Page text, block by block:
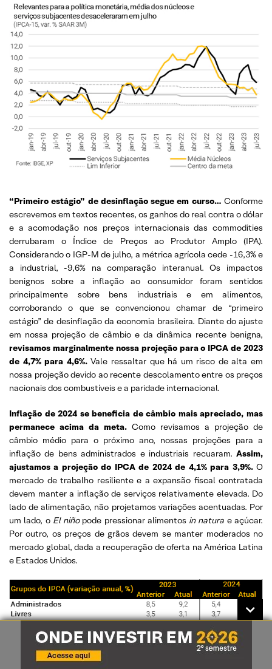
“Primeiro estágio” de desinflação segue em curso… Conforme
escrevemos em textos recentes, os ganhos do real contra o dólar
e a acomodação nos preços internacionais das commodities
derrubaram o Índice de Preços ao Produtor Amplo (IPA).
Considerando o IGP-M de julho, a métrica agrícola cede -16,3% e
a industrial, -9,6% na comparação interanual. Os impactos
benignos sobre a inflação ao consumidor foram sentidos
principalmente sobre bens industriais e em alimentos,
corroborando o que se convencionou chamar de “primeiro
estágio” de desinflação da economia brasileira. Diante do ajuste
em nossa projeção de câmbio e da dinâmica recente benigna,
revisamos marginalmente nossa projeção para o IPCA de 2023
de 4,7% para 4,6%.Vale ressaltar que há um risco de alta em
nossa projeção devido ao recente descolamento entre os preços
nacionais dos combustíveis e a paridade internacional.
Inflação de 2024 se beneficia de câmbio mais apreciado, mas
permanece acima da meta. Como revisamos a projeção de
câmbio médio para o próximo ano, nossas projeções para a
inflação de bens administrados e industriais recuaram. Assim,
ajustamos a projeção do IPCA de 2024 de 4,1% para 3,9%.O
mercado de trabalho resiliente e a expansão fiscal contratada
devem manter a inflação de serviços relativamente elevada. Do
lado de alimentação, não projetamos variações acentuadas. Por
um lado, o El niñopode pressionar alimentos in natura e açúcar.
Por outro, os preços de grãos devem se manter moderados no
mercado global, dada a recuperação de oferta na América Latina
e Estados Unidos.